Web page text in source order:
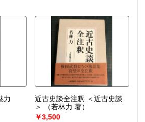
力
近古史談全注釈 ＜近古史談
＞
（若林力 著）
￥3,500